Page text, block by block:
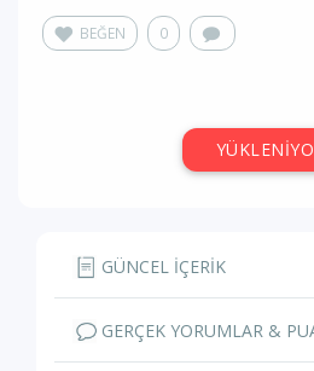
BEĞEN 0
GÜNCEL İÇERİK
GERÇEK YORUMLAR &